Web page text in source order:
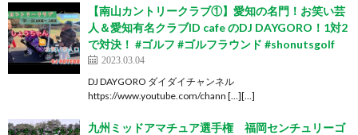
【南山カントリークラブ①】愛知の名門！お笑い芸
人＆愛知有名クラブID cafe のDJ DAYGORO！1対2
で対決！ #ゴルフ #ゴルフラウンド #shonutsgolf
2023.03.04
DJ DAYGORO ダイダイチャンネル
https://www.youtube.com/chann […][…]
九州ミッドアマチュア選手権 福岡センチュリーゴ